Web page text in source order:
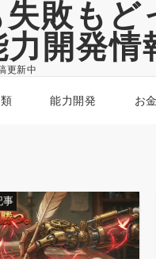
失敗も
開発情
更新中
能力開発 お
事